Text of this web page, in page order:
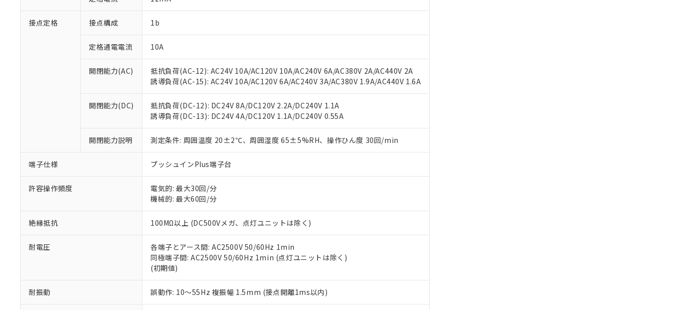
接点定格 接点構成 1b
定格通電電流 10A
開閉能力(AC)
抵抗負荷(AC-12): AC24V 10A/AC120V 10A/AC240V 6A/AC380V 2A/AC440V 2A
誘導負荷(AC-15): AC24V 10A/AC120V 6A/AC240V 3A/AC380V 1.9A/AC440V 1.6A
開閉能力(DC)
抵抗負荷(DC-12): DC24V 8A/DC120V 2.2A/DC240V 1.1A
誘導負荷(DC-13): DC24V 4A/DC120V 1.1A/DC240V 0.55A
開閉能力説明 測定条件: 周囲温度 20±2℃、周囲湿度 65±5%RH、操作ひん度 30回/min
端子仕様 プッシュインPlus端子台
許容操作頻度
電気的: 最大30回/分
機械的: 最大60回/分
絶縁抵抗 100MΩ以上 (DC500Vメガ、点灯ユニットは除く)
耐電圧
各端子とアース間: AC2500V 50/60Hz 1min
同極端子間: AC2500V 50/60Hz 1min (点灯ユニットは除く)
(初期値)
耐振動 誤動作: 10～55Hz 複振幅 1.5mm (接点開離1ms以内)
本サービスは、当社制御機器事業取扱商品の当社在庫状況および標準価格(税抜)を提供させていただ
当社制御機器事業取扱商品の中には、本サービスの対象外となる商品もあることをご了承ください。
い。
正式な納期状況および標準価格はお客様のお取引先、またはお客様担当のオムロン制御機器販売店・
当社販売員にご相談ください。
在庫状況および標準価格結果を当社の事前の承諾なく第三者に漏洩または開示しないようお願いしま
す。
マイパーツ機能（部品リスト作成サービス）をご利用いただくには、I-Webメンバーズにご登録され
ている必要があります。
お客様が当ウェブサイト上で当社にご登録された部品リストについて、当社および当社の共同利用者
が、当社の製品・サービスに関するお客様との取引・商談に必要な範囲で利用することをご了承くだ
いる法人を指します。
*EU RoHS指令（10物質）：
フタル酸ビス(2-エチルヘキシル) (DEHP)(別名：DOP) 1000ppm以下、フタル酸ブチルベンジル（BBP） 1000ppm以下、フタル酸ジブチ
ル（DBP） 1000ppm以下、フタル酸ジイソブチル (DIBP) 1000ppm以下
但し、RoHS指令で産業用監視および制御機器に対する適用除外項目は除く。
フタル酸エステル類の４物質については閾値を超える意図的な使用がないことを確認しています。
※2 対応予定月
部品在庫の切り替え状況などにより、予定月が前後することがあります。
※3 非含有証明書ダウンロード
EU RoHS指令（10物質）の非含有証明書
51物質の非含有証明書（当社基準）
※本証明書は発行日時点で非含有を証明するもので、過去に遡って非含有を証明するものではありません。
また、RoHS指令のフタル酸エステル類４物質の対応では、対応完了までの期間は出荷製品に未対応品が
混在することから備考欄に対応日を記載しておりました。
既に当社にて対応品への在庫切替を完了していることから、特段のことがない限り、2022年1月12日よ
り割愛しております。
「×」：最大均質材料含有率が中国RoHSの基準値を超えていることを示します。
Pb(鉛) :1000ppm、 Hg(水銀) : 1000ppm、 Cd(カドミウム) : 100ppm、
DEHP(フタル酸ビス(2-エチルヘキシル)) : 1000ppm
※2 環境保護使用期限
「ｅ」：有害物質（10物質）のすべてが基準値以下であることを示します。
味します。
「－」：未確認です。当社販売部門へお問い合わせください。
当社は、これら貴社製品のうち、外国為替および外国貿易法に定める商品（以下｢規制貨物等」とい
などの必要な手続きをとります。
ます。
当社は貴社製品を、核兵器、ミサイル、化学兵器、生物兵器またはその他武器並びにこれらの製造装
置等に一切使用いたしません。
当社は、貴社製品を第三者に販売する場合は、上記1、2および3の内容を当該第三者に通知します。
たしません。
△ 一定数には満たないが在庫あり
－
在庫なし(最新の在庫状況については、お客様のお取引先、またはお客様担当のオムロン制御
機器販売店・当社販売員にご確認ください)
空
受注生産機種、また在庫状況の情報を公開していない機種